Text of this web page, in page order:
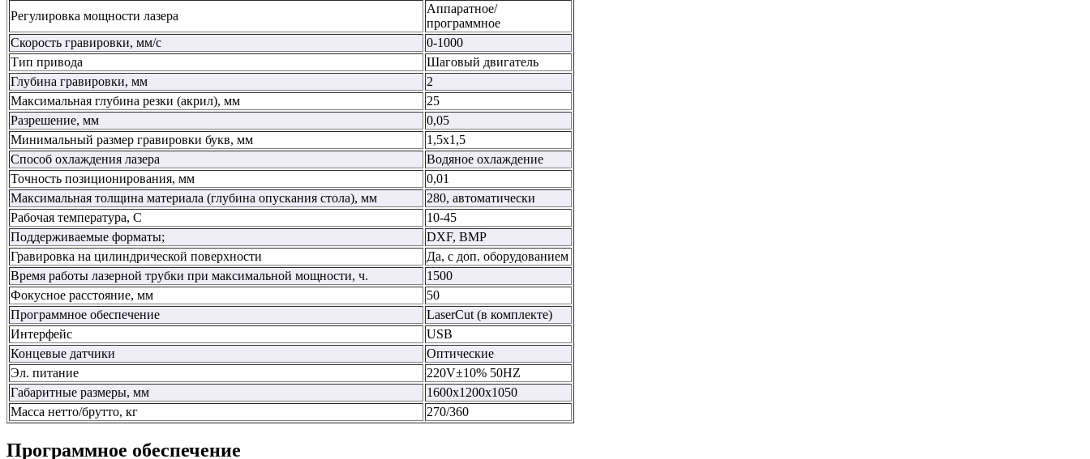
Регулировка мощности лазера
Аппаратное/
программное
Скорость гравировки, мм/с
0-1000
Тип привода
Шаговый двигатель
Глубина гравировки, мм
2
Максимальная глубина резки (акрил), мм
25
Разрешение, мм
0,05
Минимальный размер гравировки букв, мм
1,5х1,5
Способ охлаждения лазера
Водяное охлаждение
Точность позиционирования, мм
0,01
Максимальная толщина материала (глубина опускания стола), мм
280, автоматически
Рабочая температура, С
10-45
Поддерживаемые форматы;
DXF, BMP
Гравировка на цилиндрической поверхности
Да, с доп. оборудованием
Время работы лазерной трубки при максимальной мощности, ч.
1500
Фокусное расстояние, мм
50
Программное обеспечение
LaserCut (в комплекте)
Интерфейс
USB
Концевые датчики
Оптические
Эл. питание
220V±10% 50HZ
Габаритные размеры, мм
1600х1200х1050
Масса нетто/брутто, кг
270/360
Программное обеспечение